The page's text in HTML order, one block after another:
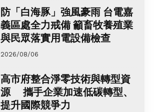
防「白海豚」強風豪雨 台電嘉
義區處全力戒備 籲畜牧養殖業
與民眾落實用電設備檢查
2026/08/06
高市府整合淨零技術與轉型資
源 攜手企業加速低碳轉型、
提升國際競爭力